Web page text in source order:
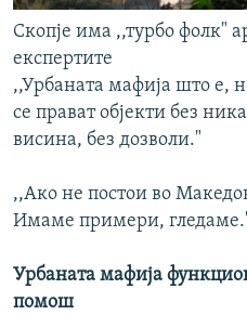
Скопје има ,,турбо фолк"
експертите
,,Урбаната мафија што е,
се прават објекти без
висина, без дозволи."
,,Ако не постои во
Имаме примери,
Урбаната мафија
помош